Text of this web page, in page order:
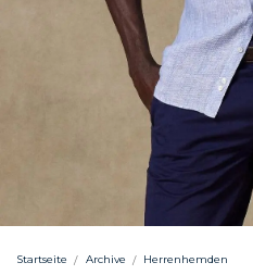
Startseite Archive Herrenhemden